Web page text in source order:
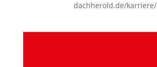
dachherold.de/karriere/